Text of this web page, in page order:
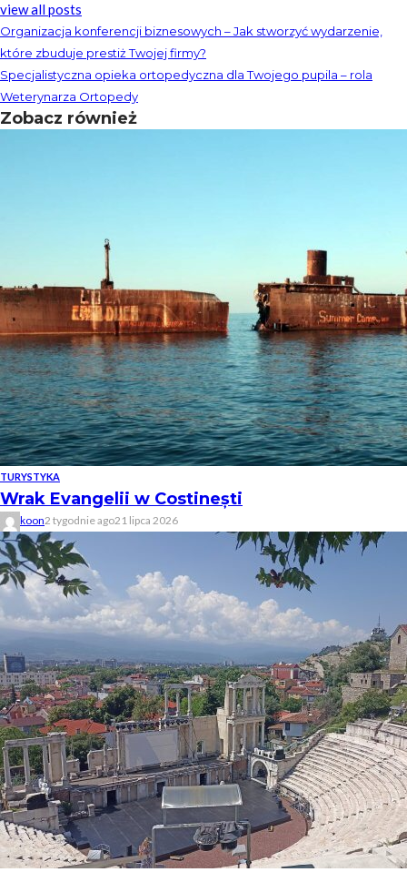
view all posts
Organizacja konferencji biznesowych – Jak stworzyć wydarzenie,
które zbuduje prestiż Twojej firmy?
Specjalistyczna opieka ortopedyczna dla Twojego pupila – rola
Weterynarza Ortopedy
Zobacz również
TURYSTYKA
Wrak Evangelii w Costinești
koon2 tygodnie ago21 lipca 2026